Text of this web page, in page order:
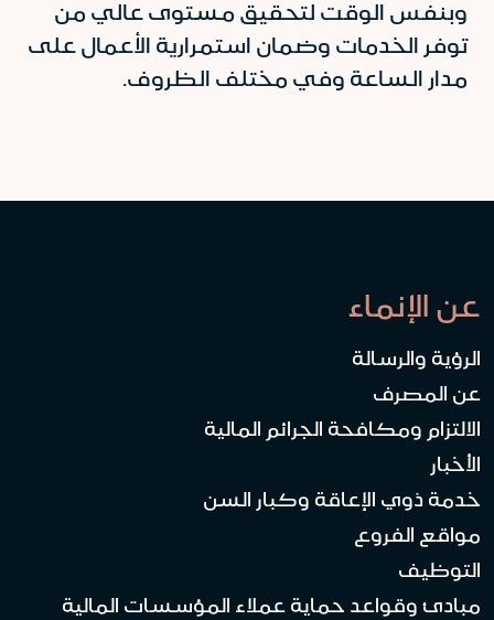
وبنفس الوقت لتحقيق مستوى عالي من
توفر الخدمات وضمان استمرارية الأعمال على
مدار الساعة وفي مختلف الظروف.
عن الإنماء
الرؤية والرسالة
عن المصرف
الالتزام ومكافحة الجرائم المالية
الأخبار
خدمة ذوي الإعاقة وكبار السن
مواقع الفروع
التوظيف
مبادئ وقواعد حماية عملاء المؤسسات المالية